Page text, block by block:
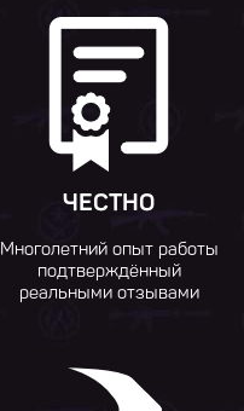
ЧЕСТНО
Многолетний опыт работы
подтверждённый
реальными отзывами